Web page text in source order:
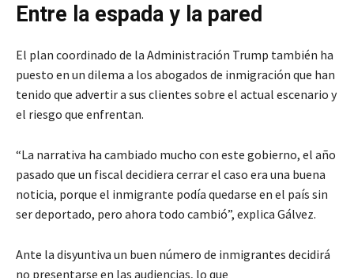
Entre la espada y la pared
El plan coordinado de la Administración Trump también ha
puesto en un dilema a los abogados de inmigración que han
tenido que advertir a sus clientes sobre el actual escenario y
el riesgo que enfrentan.
“La narrativa ha cambiado mucho con este gobierno, el año
pasado que un fiscal decidiera cerrar el caso era una buena
noticia, porque el inmigrante podía quedarse en el país sin
ser deportado, pero ahora todo cambió”, explica Gálvez.
Ante la disyuntiva un buen número de inmigrantes decidirá
no presentarse en las audiencias, lo que